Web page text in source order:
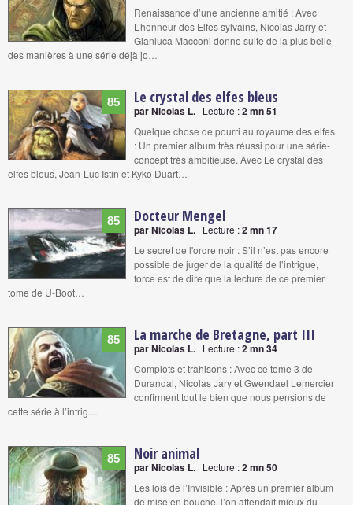
Renaissance d’une ancienne amitié : Avec
L’honneur des Elfes sylvains, Nicolas Jarry et
Gianluca Macconi donne suite de la plus belle
des manières à une série déjà jo…
85 Le crystal des elfes bleus
par Nicolas L. | Lecture :2 mn 51
Quelque chose de pourri au royaume des elfes
: Un premier album très réussi pour une série-
concept très ambitieuse. Avec Le crystal des
elfes bleus, Jean-Luc Istin et Kyko Duart…
85 Docteur Mengel
par Nicolas L. | Lecture :2 mn 17
Le secret de l'ordre noir : S’il n’est pas encore
possible de juger de la qualité de l’intrigue,
force est de dire que la lecture de ce premier
tome de U-Boot…
85 La marche de Bretagne, part III
par Nicolas L. | Lecture :2 mn 34
Complots et trahisons : Avec ce tome 3 de
Durandal, Nicolas Jary et Gwendael Lemercier
confirment tout le bien que nous pensions de
cette série à l’intrig…
85 Noir animal
par Nicolas L. | Lecture :2 mn 50
Les lois de l’Invisible : Après un premier album
de mise en bouche, l’on attendait mieux du